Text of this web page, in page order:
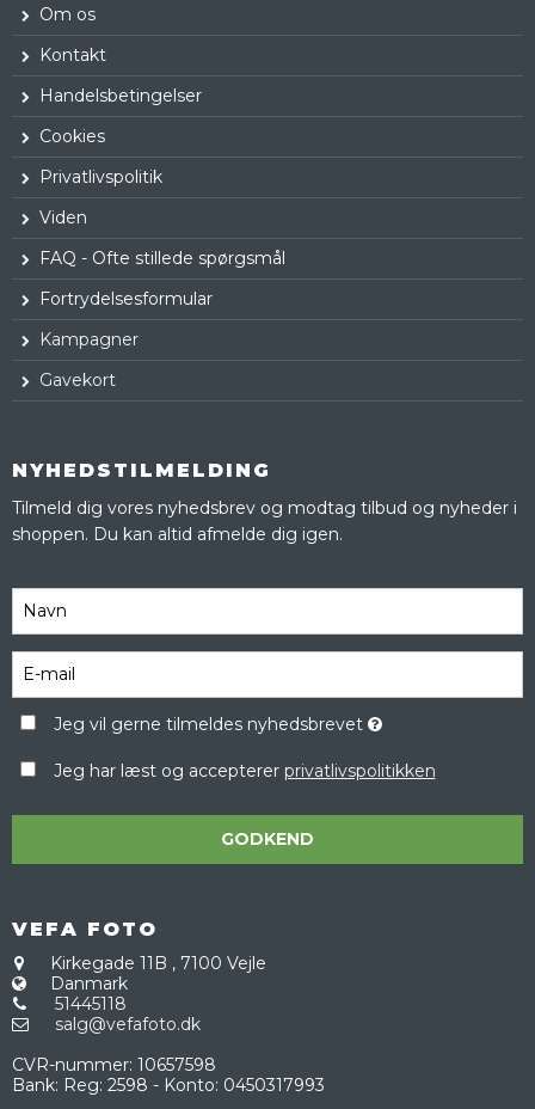
Om os
Kontakt
Handelsbetingelser
Cookies
Privatlivspolitik
Viden
FAQ - Ofte stillede spørgsmål
Fortrydelsesformular
Kampagner
Gavekort
NYHEDSTILMELDING
Tilmeld dig vores nyhedsbrev og modtag tilbud og nyheder i
shoppen. Du kan altid afmelde dig igen.
Jeg vil gerne tilmeldes nyhedsbrevet
Jeg har læst og accepterer privatlivspolitikken
GODKEND
VEFA FOTO
Kirkegade 11B , 7100 Vejle
Danmark
51445118
salg@vefafoto.dk
CVR-nummer: 10657598
Bank: Reg: 2598 - Konto: 0450317993